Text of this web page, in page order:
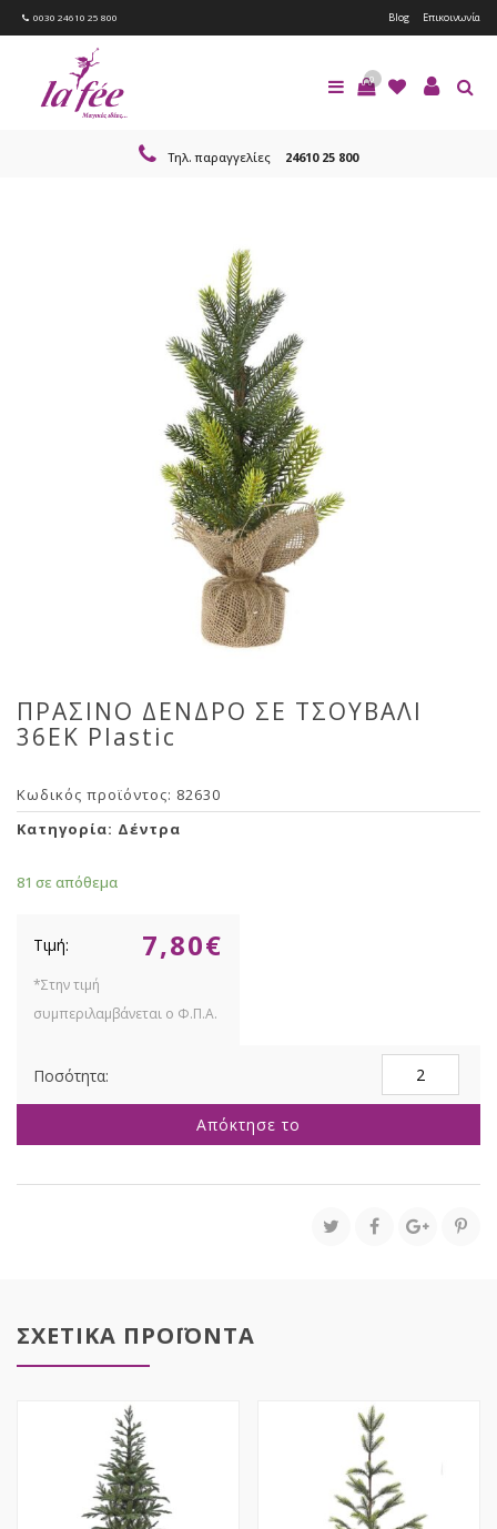
0030 24610 25 800 Blog Επικοινωνία
0
Τηλ. παραγγελίες 24610 25 800
ΠΡΑΣΙΝΟ ΔΕΝΔΡΟ ΣΕ ΤΣΟΥΒΑΛΙ
36EK Plastic
Κωδικός προϊόντος: 82630
Κατηγορία: Δέντρα
81 σε απόθεμα
7,80€
ΔΕΝΔΡΟ
ΣΕ
36EK
Απόκτησε το
ΣΧΕΤΙΚΑ ΠΡΟΪΟΝΤΑ